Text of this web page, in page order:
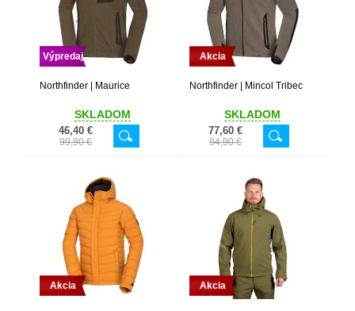
Výpredaj
Northfinder | Maurice
SKLADOM
46,40 €
99,90 €
Akcia
Northfinder | Mincol Tribec
SKLADOM
77,60 €
94,90 €
Akcia Akcia